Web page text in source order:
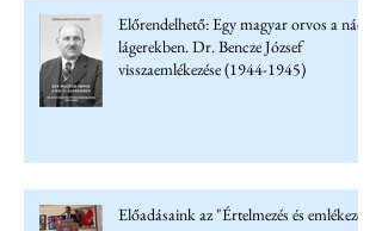
Előrendelhető: Egy magyar orvos a náci
lágerekben. Dr. Bencze József
visszaemlékezése (1944-1945)
Előadásaink az "Értelmezés és emlékezet